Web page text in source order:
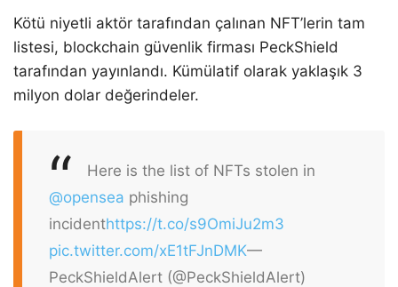
Kötü niyetli aktör tarafından çalınan NFT’lerin tam
listesi, blockchain güvenlik firması PeckShield
tarafından yayınlandı. Kümülatif olarak yaklaşık 3
milyon dolar değerindeler.
Here is the list of NFTs stolen in
@opensea phishing
incidenthttps://t.co/s9OmiJu2m3
pic.twitter.com/xE1tFJnDMK—
PeckShieldAlert (@PeckShieldAlert)